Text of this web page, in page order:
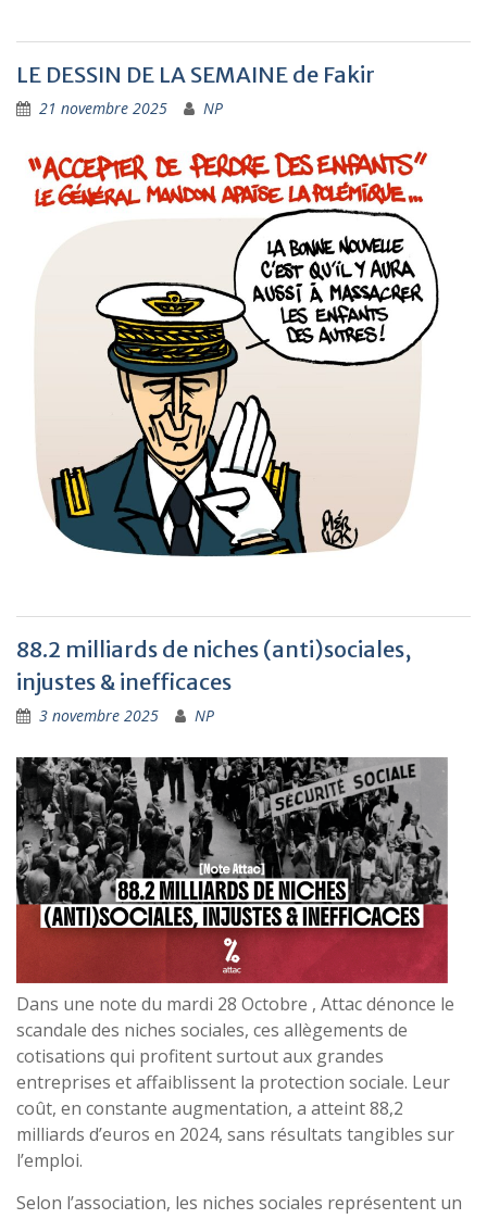
LE DESSIN DE LA SEMAINE de Fakir
21 novembre 2025 NP
88.2 milliards de niches (anti)sociales,
injustes & inefficaces
3 novembre 2025 NP
Dans une note du mardi 28 Octobre , Attac dénonce le
scandale des niches sociales, ces allègements de
cotisations qui profitent surtout aux grandes
entreprises et affaiblissent la protection sociale. Leur
coût, en constante augmentation, a atteint 88,2
milliards d’euros en 2024, sans résultats tangibles sur
l’emploi.
Selon l’association, les niches sociales représentent un